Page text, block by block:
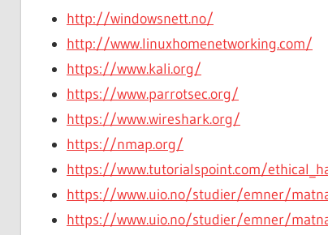
http://windowsnett.no/
http://www.linuxhomenetworking.com/
https://www.kali.org/
https://www.parrotsec.org/
https://www.wireshark.org/
https://nmap.org/
https://www.tutorialspoint.com/
https://www.uio.no/studier/emner/
https://www.uio.no/studier/emner/